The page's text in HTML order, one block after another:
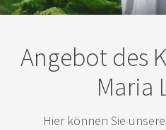
Angebot des
Maria
Hier können Sie